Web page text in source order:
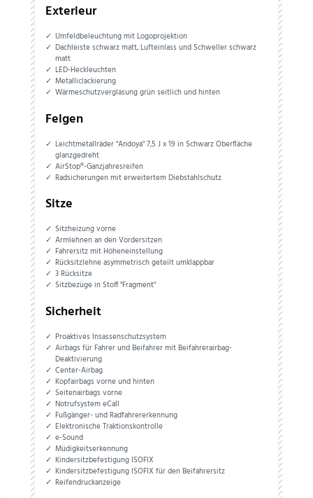
Exterieur
Umfeldbeleuchtung mit Logoprojektion
Dachleiste schwarz matt, Lufteinlass und Schweller schwarz
matt
LED-Heckleuchten
Metalliclackierung
Wärmeschutzverglasung grün seitlich und hinten
Felgen
Leichtmetallräder "Andoya" 7,5 J x 19 in Schwarz Oberfläche
glanzgedreht
AirStop®-Ganzjahresreifen
Radsicherungen mit erweitertem Diebstahlschutz
Sitze
Sitzheizung vorne
Armlehnen an den Vordersitzen
Fahrersitz mit Höheneinstellung
Rücksitzlehne asymmetrisch geteilt umklappbar
3 Rücksitze
Sitzbezüge in Stoff "Fragment"
Sicherheit
Proaktives Insassenschutzsystem
Airbags für Fahrer und Beifahrer mit Beifahrerairbag-
Deaktivierung
Center-Airbag
Kopfairbags vorne und hinten
Seitenairbags vorne
Notrufsystem eCall
Fußgänger- und Radfahrererkennung
Elektronische Traktionskontrolle
e-Sound
Müdigkeitserkennung
Kindersitzbefestigung ISOFIX
Kindersitzbefestigung ISOFIX für den Beifahrersitz
Reifendruckanzeige